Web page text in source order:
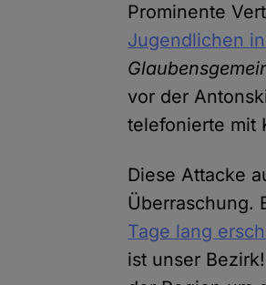
Prominente
Jugendlichen
vor der
telefonierte mit
Diese Attacke
Überraschung.
Tage lang
ist unser